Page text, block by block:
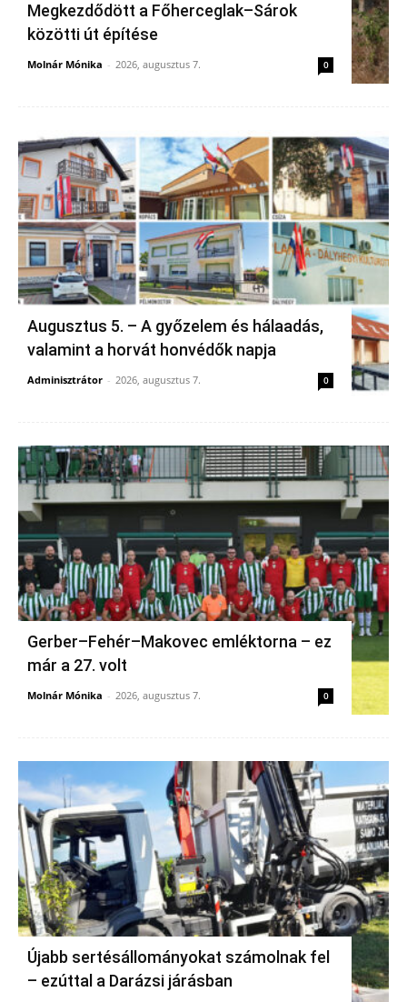
Megkezdődött a Főherceglak–Sárok
közötti út építése
Molnár Mónika - 2026, augusztus 7. 0
Augusztus 5. – A győzelem és hálaadás,
valamint a horvát honvédők napja
Adminisztrátor - 2026, augusztus 7. 0
Gerber–Fehér–Makovec emléktorna – ez
már a 27. volt
Molnár Mónika - 2026, augusztus 7. 0
Újabb sertésállományokat számolnak fel
– ezúttal a Darázsi járásban